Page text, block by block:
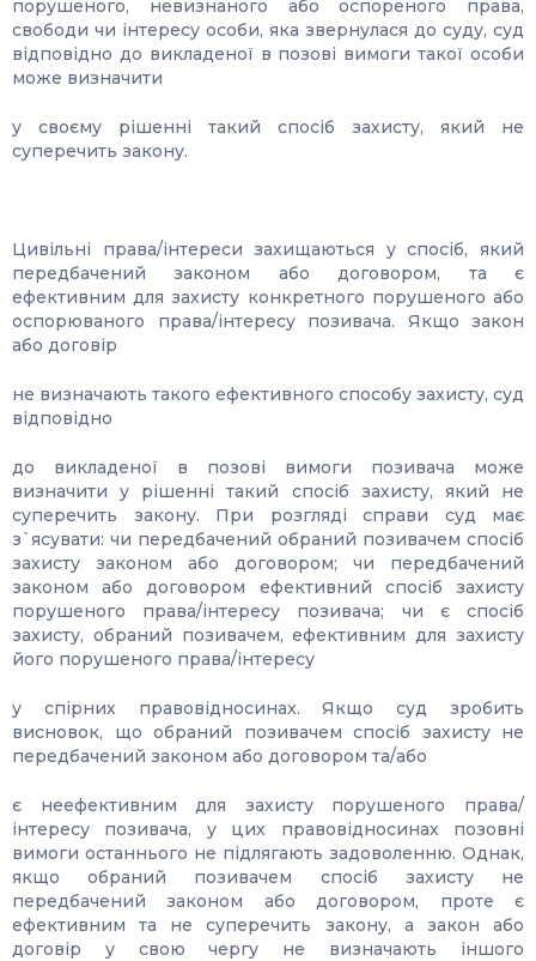
порушеного, невизнаного або оспореного права,
свободи чи інтересу особи, яка звернулася до суду, суд
відповідно до викладеної в позові вимоги такої особи
може визначити
у своєму рішенні такий спосіб захисту, який не
суперечить закону.
Цивільні права/інтереси захищаються у спосіб, який
передбачений законом або договором, та є
ефективним для захисту конкретного порушеного або
оспорюваного права/інтересу позивача. Якщо закон
або договір
не визначають такого ефективного способу захисту, суд
відповідно
до викладеної в позові вимоги позивача може
визначити у рішенні такий спосіб захисту, який не
суперечить закону. При розгляді справи суд має
з`ясувати: чи передбачений обраний позивачем спосіб
захисту законом або договором; чи передбачений
законом або договором ефективний спосіб захисту
порушеного права/інтересу позивача; чи є спосіб
захисту, обраний позивачем, ефективним для захисту
його порушеного права/інтересу
у спірних правовідносинах. Якщо суд зробить
висновок, що обраний позивачем спосіб захисту не
передбачений законом або договором та/або
є неефективним для захисту порушеного права/
інтересу позивача, у цих правовідносинах позовні
вимоги останнього не підлягають задоволенню. Однак,
якщо обраний позивачем спосіб захисту не
передбачений законом або договором, проте є
ефективним та не суперечить закону, а закон або
договір у свою чергу не визначають іншого